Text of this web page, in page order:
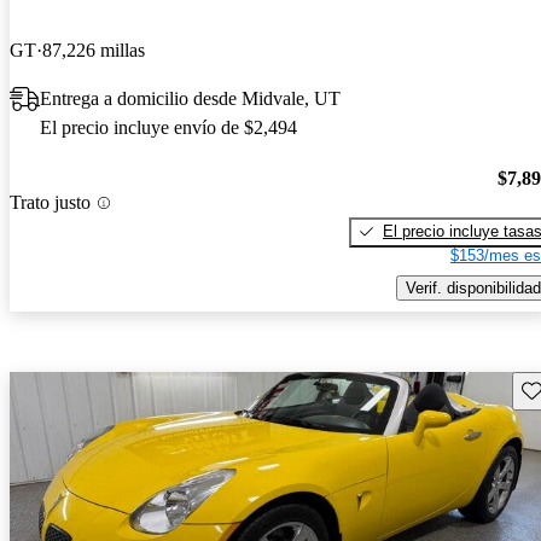
GT 87,226 millas
Entrega a domicilio desde Midvale, UT
El precio incluye envío de $2,494
Trato justo
El precio incluye tasas
$153/mes
Verif. disponibilidad